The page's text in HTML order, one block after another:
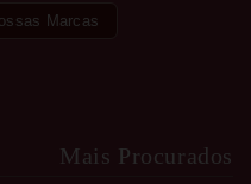
Marcas
Mais Procurados